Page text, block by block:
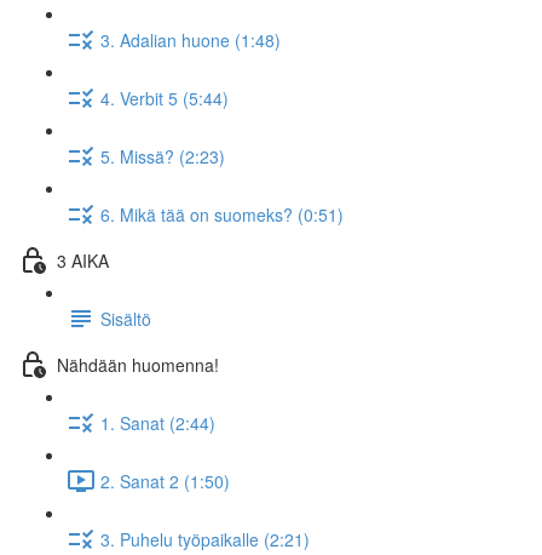
3. Adalian huone (1:48)
4. Verbit 5 (5:44)
5. Missä? (2:23)
6. Mikä tää on suomeks? (0:51)
3 AIKA
Sisältö
Nähdään huomenna!
1. Sanat (2:44)
2. Sanat 2 (1:50)
3. Puhelu työpaikalle (2:21)